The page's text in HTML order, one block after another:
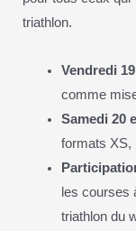
triathlon.
Vendredi
comme
Samedi 20
formats XS,
les courses
triathlon du